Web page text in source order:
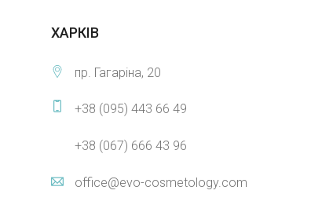
ХАРКІВ
пр. Гагаріна, 20
+38 (095) 443 66 49
+38 (067) 666 43 96
office@evo-cosmetology.com